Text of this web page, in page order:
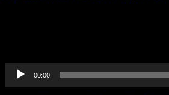
Audio-
Player
00:00